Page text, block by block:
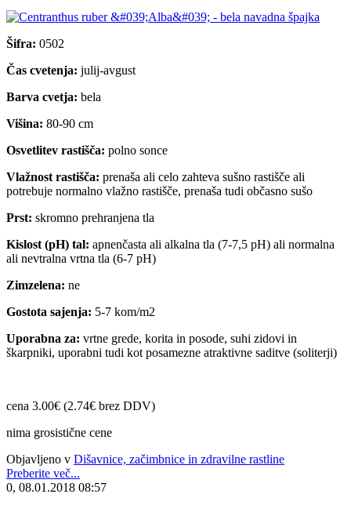
Šifra: 0502
Čas cvetenja: julij-avgust
Barva cvetja: bela
Višina: 80-90 cm
Osvetlitev rastišča: polno sonce
Vlažnost rastišča: prenaša ali celo zahteva sušno rastišče ali
potrebuje normalno vlažno rastišče, prenaša tudi občasno sušo
Prst: skromno prehranjena tla
Kislost (pH) tal: apnenčasta ali alkalna tla (7-7,5 pH) ali normalna
ali nevtralna vrtna tla (6-7 pH)
Zimzelena: ne
Gostota sajenja: 5-7 kom/m2
Uporabna za: vrtne grede, korita in posode, suhi zidovi in
škarpniki, uporabni tudi kot posamezne atraktivne saditve (soliterji)
cena 3.00€ (2.74€ brez DDV)
nima grosistične cene
Objavljeno v Dišavnice, začimbnice in zdravilne rastline
Preberite več...
0, 08.01.2018 08:57